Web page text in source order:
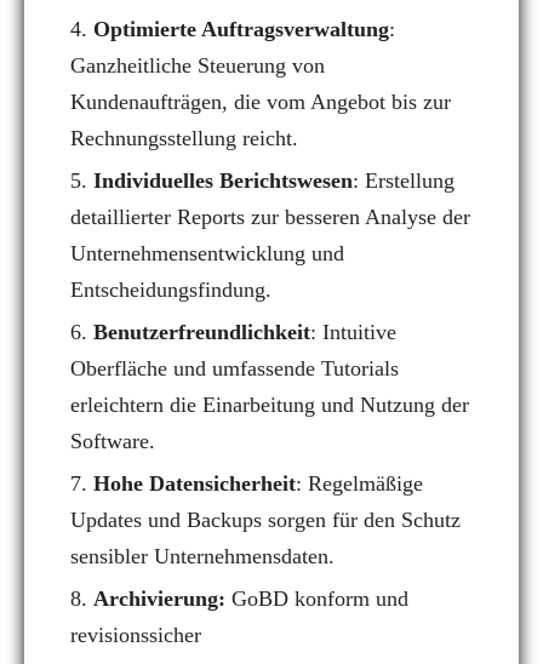
Optimierte Auftragsverwaltung:
Ganzheitliche Steuerung von
Kundenaufträgen, die vom Angebot bis zur
Rechnungsstellung reicht.
Individuelles Berichtswesen: Erstellung
detaillierter Reports zur besseren Analyse der
Unternehmensentwicklung und
Entscheidungsfindung.
Benutzerfreundlichkeit: Intuitive
Oberfläche und umfassende Tutorials
erleichtern die Einarbeitung und Nutzung der
Software.
Hohe Datensicherheit: Regelmäßige
Updates und Backups sorgen für den Schutz
sensibler Unternehmensdaten.
Archivierung: GoBD konform und
revisionssicher